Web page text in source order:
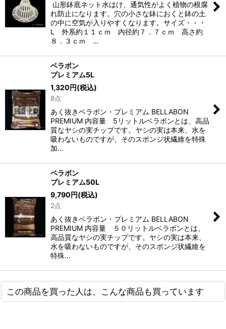
山形鉢底ネット水はけ、通気性がよく植物の根腐
れ防止になります。穴の小さな鉢におくと鉢の土
の中に空気が入りやすくなります。サイズ・・・
L 外系約１１ｃｍ 内径約７．７ｃｍ 高さ約
８．３ｃｍ …
ベラボン
プレミアム5L
1,320円(税込)
8点
あく抜きベラボン・プレミアム BELLABON
PREMIUM 内容量 5リットルベラボンとは、高品
質なヤシの実チップです。ヤシの実は本来、水を
吸わないものですが、そのスポンジ状繊維を特殊
加…
ベラボン
プレミアム50L
9,790円(税込)
2点
あく抜きベラボン・プレミアム BELLABON
PREMIUM 内容量 ５０リットルベラボンとは、
高品質なヤシの実チップです。ヤシの実は本来、
水を吸わないものですが、そのスポンジ状繊維を
特殊…
この商品を買った人は、こんな商品も買っています